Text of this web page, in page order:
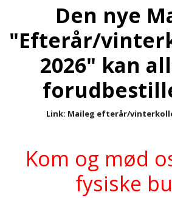
Den nye
"Efterår/
2026" kan
Link: Maileg efterår/
Kom og mød
fysiske